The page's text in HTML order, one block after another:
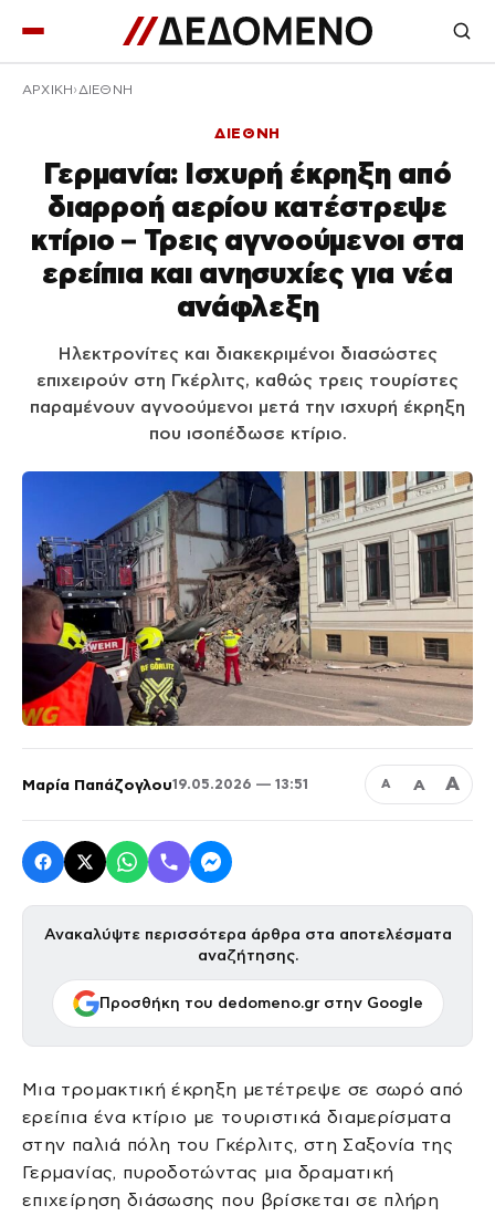
ΑΡΧΙΚΉ ΔΙΕΘΝΗ
ΔΙΕΘΝΗ
Γερμανία: Ισχυρή έκρηξη από
διαρροή αερίου κατέστρεψε
κτίριο – Τρεις αγνοούμενοι στα
ερείπια και ανησυχίες για νέα
ανάφλεξη
Ηλεκτρονίτες και διακεκριμένοι διασώστες
επιχειρούν στη Γκέρλιτς, καθώς τρεις τουρίστες
παραμένουν αγνοούμενοι μετά την ισχυρή έκρηξη
που ισοπέδωσε κτίριο.
Μαρία Παπάζογλου19.05.2026 — 13:51 Α Α Α
Ανακαλύψτε περισσότερα άρθρα στα αποτελέσματα
αναζήτησης.
Προσθήκη του dedomeno.gr στην Google
Μια τρομακτική έκρηξη μετέτρεψε σε σωρό από
ερείπια ένα κτίριο με τουριστικά διαμερίσματα
στην παλιά πόλη του Γκέρλιτς, στη Σαξονία της
Γερμανίας, πυροδοτώντας μια δραματική
επιχείρηση διάσωσης που βρίσκεται σε πλήρη